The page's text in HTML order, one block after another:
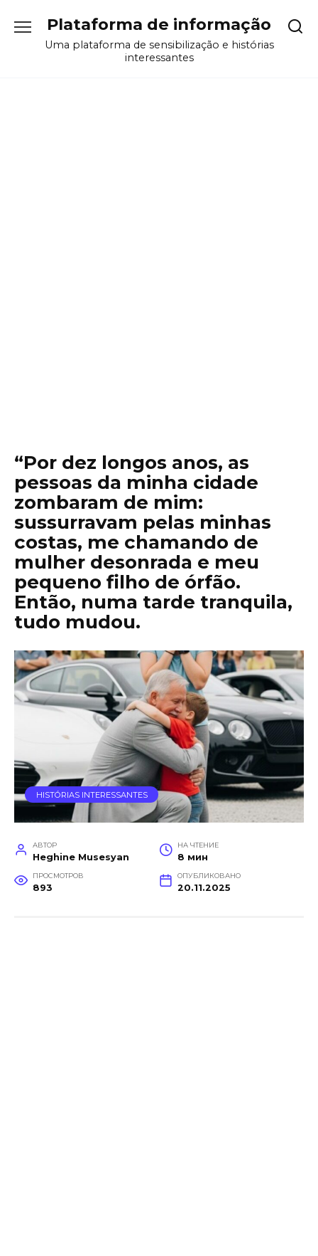
содержанию
Plataforma de informação
Uma plataforma de sensibilização e histórias
interessantes
“Por dez longos anos, as
pessoas da minha cidade
zombaram de mim:
sussurravam pelas minhas
costas, me chamando de
mulher desonrada e meu
pequeno filho de órfão.
Então, numa tarde tranquila,
tudo mudou.
HISTÓRIAS INTERESSANTES
АВТОР
Heghine Musesyan
НА ЧТЕНИЕ
8 мин
ПРОСМОТРОВ
893
ОПУБЛИКОВАНО
20.11.2025